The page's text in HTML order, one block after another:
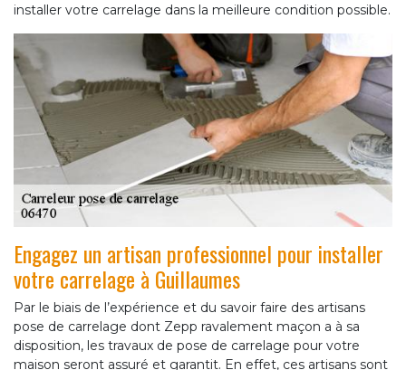
installer votre carrelage dans la meilleure condition possible.
Engagez un artisan professionnel pour installer
votre carrelage à Guillaumes
Par le biais de l’expérience et du savoir faire des artisans
pose de carrelage dont Zepp ravalement maçon a à sa
disposition, les travaux de pose de carrelage pour votre
maison seront assuré et garantit. En effet, ces artisans sont